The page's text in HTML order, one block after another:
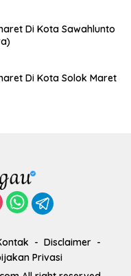
Di Kota Sawahlunto
Di Kota Solok Maret
Disclaimer
Privasi